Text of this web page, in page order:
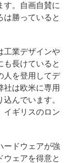
す。自画自賛に
は勝っていると
工業デザインや
も長けていると
人を登用してデ
社は欧米に専用
んでいます。
イギリスのロン
ドウェアが強
ウェアを得意と